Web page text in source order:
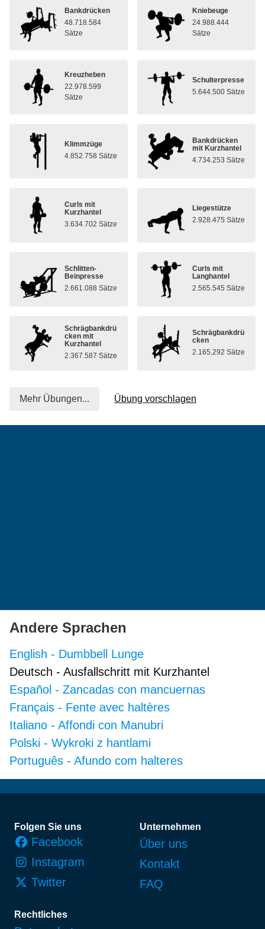
Bankdrücken
48.718.584
Sätze
Kniebeuge
24.988.444
Sätze
Kreuzheben
22.978.599
Sätze
Schulterpresse
5.644.500 Sätze
Klimmzüge
4.852.758 Sätze
Bankdrücken
mit Kurzhantel
4.734.253 Sätze
Curls mit
Kurzhantel
3.634.702 Sätze
Liegestütze
2.928.475 Sätze
Schlitten-
Beinpresse
2.661.088 Sätze
Curls mit
Langhantel
2.565.545 Sätze
Schrägbankdrü
cken mit
Kurzhantel
2.367.587 Sätze
Schrägbankdrü
cken
2.165.292 Sätze
Mehr Übungen... Übung vorschlagen
Andere Sprachen
English - Dumbbell Lunge
Deutsch - Ausfallschritt mit Kurzhantel
Español - Zancadas con mancuernas
Français - Fente avec haltères
Italiano - Affondi con Manubri
Polski - Wykroki z hantlami
Português - Afundo com halteres
Fußzeile
Folgen Sie uns
Facebook
Instagram
Twitter
Unternehmen
Über uns
Kontakt
FAQ
Rechtliches